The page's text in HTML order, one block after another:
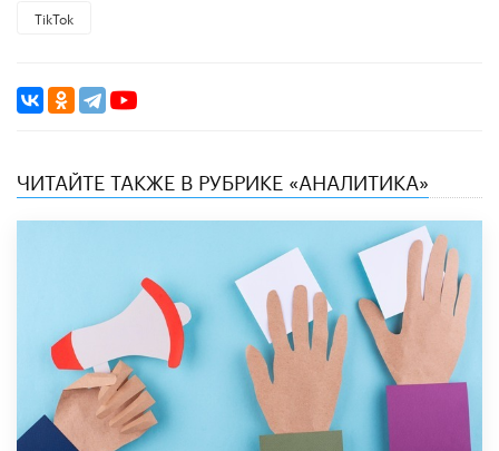
TikTok
ЧИТАЙТЕ ТАКЖЕ В РУБРИКЕ «АНАЛИТИКА»